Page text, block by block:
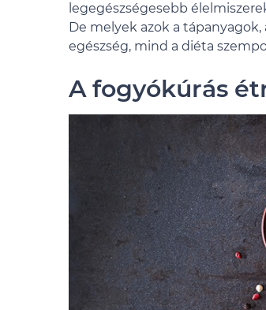
legegészségesebb
De melyek azok a
egészség, mind a diéta
A fogyókúrás